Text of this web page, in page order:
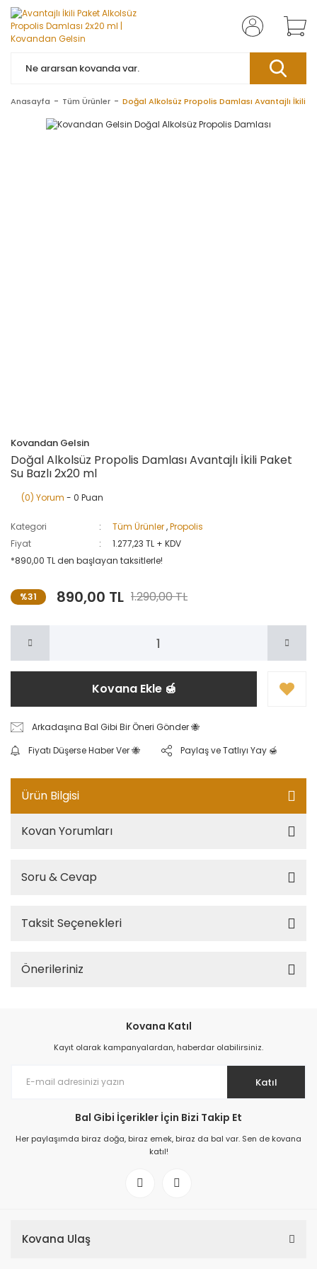
Anasayfa Tüm Ürünler Doğal Alkolsüz Propolis Damlası Avantajlı İkili
Kovandan Gelsin
Doğal Alkolsüz Propolis Damlası Avantajlı İkili Paket
Su Bazlı 2x20 ml
(0) Yorum - 0 Puan
Kategori Tüm Ürünler,Propolis
Fiyat
1.277,23 TL + KDV
*890,00 TL den başlayan taksitlerle!
%31 890,00 TL 1.290,00 TL
Kovana Ekle 🍯
Arkadaşına Bal Gibi Bir Öneri Gönder 🐝
Fiyatı Düşerse Haber Ver 🐝
Paylaş ve Tatlıyı Yay 🍯
Ürün Bilgisi
Kovan Yorumları
Soru & Cevap
Taksit Seçenekleri
Önerileriniz
Kovana Katıl
Kayıt olarak kampanyalardan, haberdar olabilirsiniz.
Katıl
Bal Gibi İçerikler İçin Bizi Takip Et
Her paylaşımda biraz doğa, biraz emek, biraz da bal var. Sen de kovana
katıl!
Kovana Ulaş